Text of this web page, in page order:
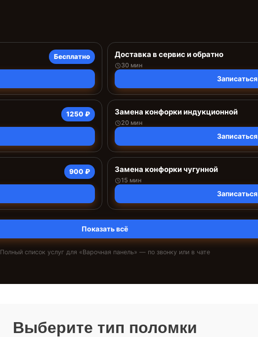
Бесплатно Доставка в сервис и обратно
30 мин
Записаться
1250 ₽ Замена конфорки индукционной
20 мин
Записаться
900 ₽ Замена конфорки чугунной
15 мин
Записаться
Показать всё
Полный список услуг для «Варочная панель» — по звонку или в чате
Выберите тип поломки